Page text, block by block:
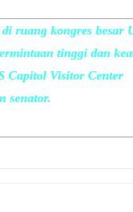
ruang kongres besar
tinggi dan
Capitol Visitor Center
senator.